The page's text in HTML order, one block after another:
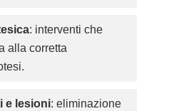
: interventi che
alla corretta
e lesioni: eliminazione